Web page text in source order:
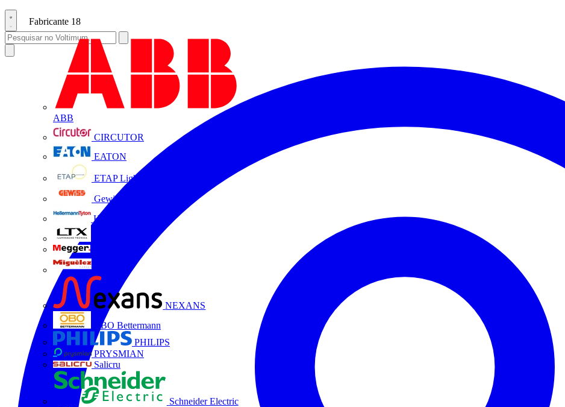
Fabricante 18
ABB
CIRCUTOR
EATON
ETAP Lighting
Gewiss
HellermannTyton
NEXANS
OBO Bettermann
PHILIPS
PRYSMIAN
Salicru
Schneider Electric